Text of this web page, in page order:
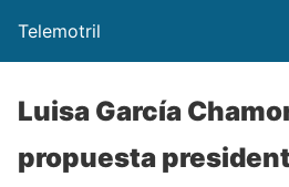
Telemotril
Luisa García
propuesta